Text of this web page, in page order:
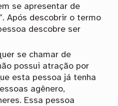
se apresentar de
Após descobrir o termo
descobre ser
se chamar de
possui atração por
esta pessoa já tenha
agênero,
Essa pessoa